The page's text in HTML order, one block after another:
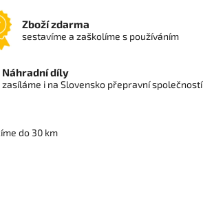
Zboží zdarma
sestavíme a zaškolíme s používáním
Náhradní díly
zasíláme i na Slovensko přepravní společností
do 30 km